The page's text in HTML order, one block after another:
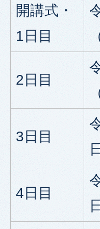
開講式・
1日目
2日目
3日目
4日目